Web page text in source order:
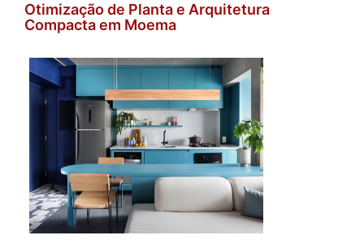
Otimização de Planta e Arquitetura
Compacta em Moema